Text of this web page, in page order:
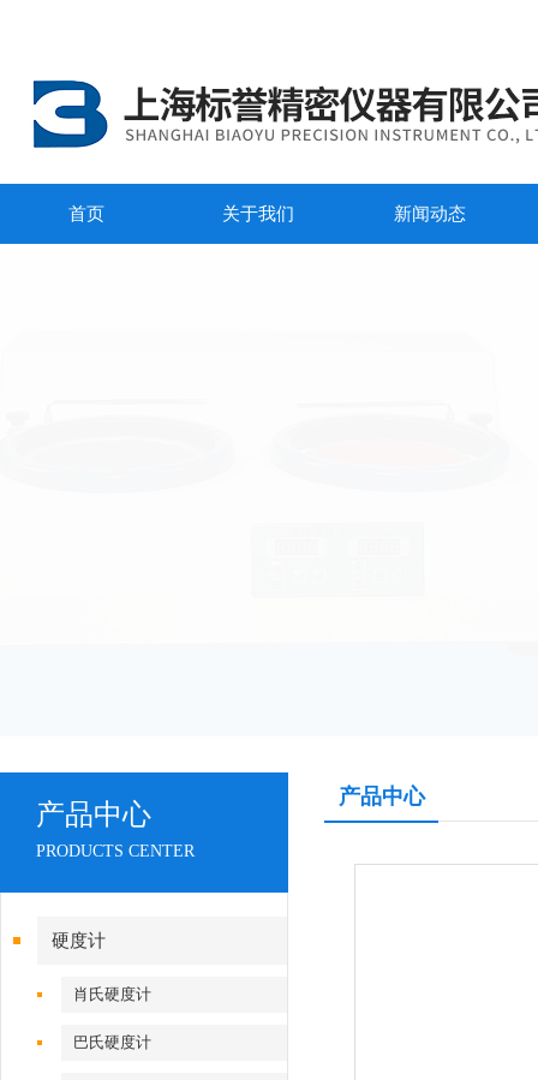
首页 关于我们 新闻动态
产品中心
PRODUCTS CENTER
硬度计
肖氏硬度计
巴氏硬度计
产品中心